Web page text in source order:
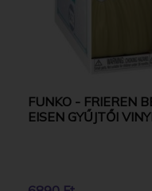
FUNKO - FRIEREN
EISEN GYŰJTŐI